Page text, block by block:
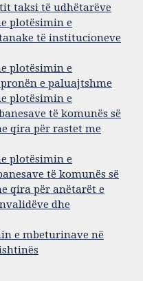
taksi të udhëtarëve
plotësimin e
të institucioneve
plotësimin e
e paluajtshme
plotësimin e
të komunës së
qira për rastet me
plotësimin e
të komunës së
qira për anëtarët e
dhe
e mbeturinave në